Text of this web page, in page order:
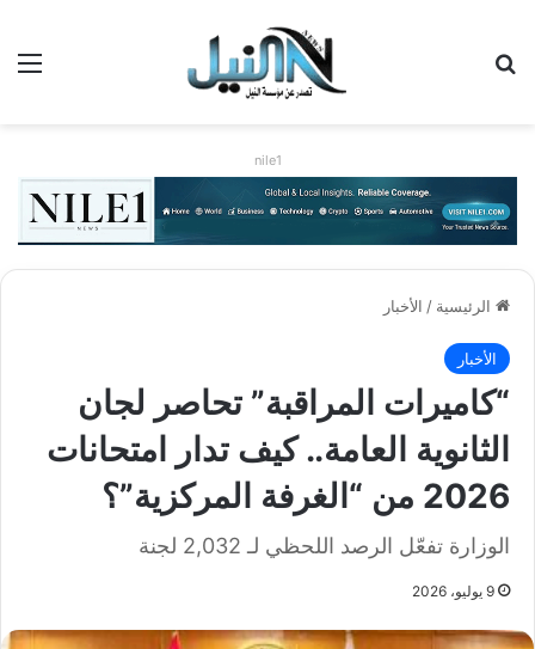
nile1
الرئيسية / الأخبار
الأخبار
“كاميرات المراقبة” تحاصر لجان
الثانوية العامة.. كيف تدار امتحانات
2026 من “الغرفة المركزية”؟
الوزارة تفعّل الرصد اللحظي لـ 2,032 لجنة
9 يوليو، 2026